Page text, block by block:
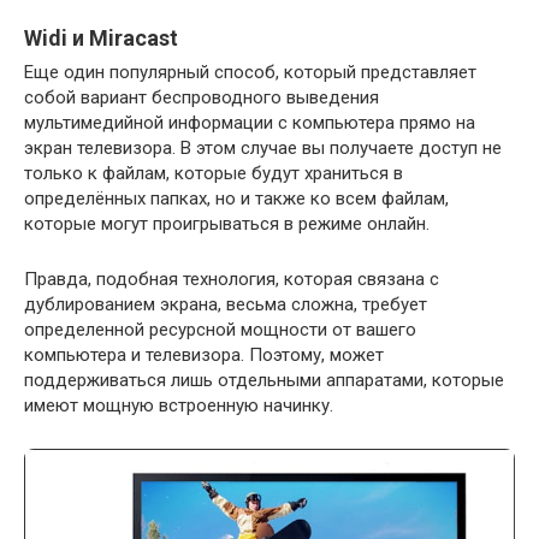
Widi и Miracast
Еще один популярный способ, который представляет
собой вариант беспроводного выведения
мультимедийной информации с компьютера прямо на
экран телевизора. В этом случае вы получаете доступ не
только к файлам, которые будут храниться в
определённых папках, но и также ко всем файлам,
которые могут проигрываться в режиме онлайн.
Правда, подобная технология, которая связана с
дублированием экрана, весьма сложна, требует
определенной ресурсной мощности от вашего
компьютера и телевизора. Поэтому, может
поддерживаться лишь отдельными аппаратами, которые
имеют мощную встроенную начинку.